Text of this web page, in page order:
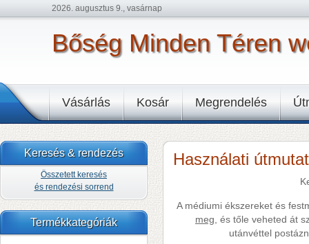
Bőség Minden Téren
2026. augusztus 9., vasárnap
Vásárlás Kosár Megrendelés
Keresés & rendezés
Összetett keresés
és rendezési sorrend
Termékkategóriák
Használati
A médiumi ékszereket és
meg , és tőle veheted át
utánvéttel